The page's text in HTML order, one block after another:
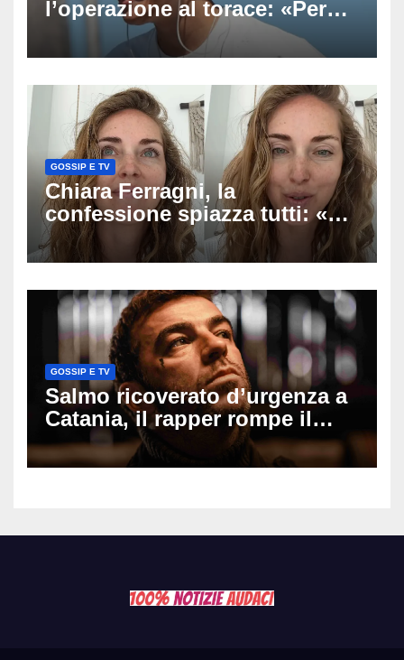
l’operazione al torace: «Per
anni mi sentivo in trappola», il
racconto sul difficile percorso
GOSSIP E TV
Chiara Ferragni, la
confessione spiazza tutti: «Un
mio ex voleva che mi rifacessi
il seno». Poi svela i ritocchi di
GOSSIP E TV
Salmo ricoverato d’urgenza a
Catania, il rapper rompe il
silenzio dopo la notte in
ospedale: come sta e cosa